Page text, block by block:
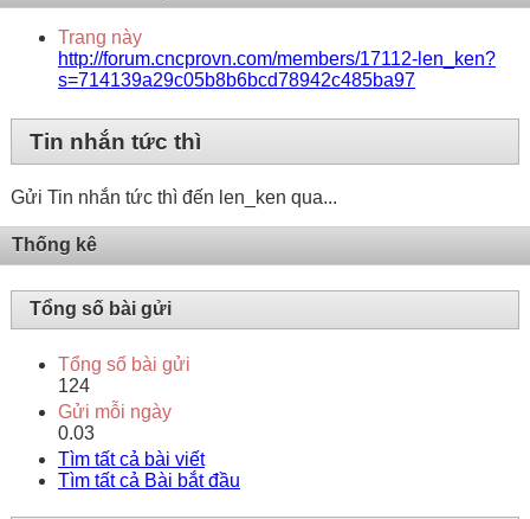
Trang này
http://forum.cncprovn.com/members/17112-len_ken?
s=714139a29c05b8b6bcd78942c485ba97
Tin nhắn tức thì
Gửi Tin nhắn tức thì đến len_ken qua...
Thống kê
Tổng số bài gửi
Tổng số bài gửi
124
Gửi mỗi ngày
0.03
Tìm tất cả bài viết
Tìm tất cả Bài bắt đầu